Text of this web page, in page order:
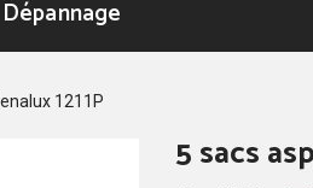
Dépannage
1211P
5 sacs